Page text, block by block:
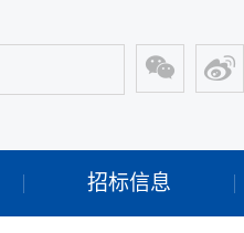
招标信息